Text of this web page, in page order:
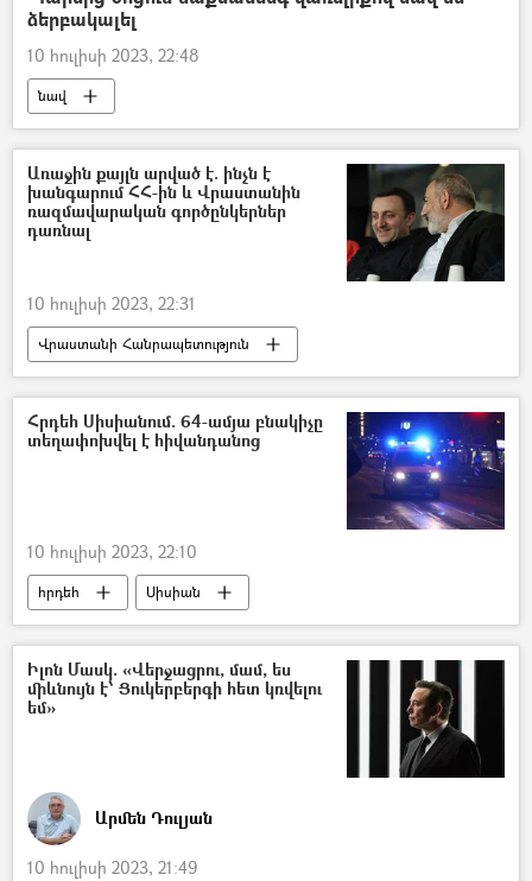
ձերբակալել
10 հուլիսի 2023, 22:48
նավ
Իսլամական հեղափոխության պահապանների կորպուսը (ԻՀՊԿ)
ԱՄՆ
Ձերբակալություն
Պարսից ծոց
Առաջին քայլն արված է. ինչն է
խանգարում ՀՀ-ին և Վրաստանին
ռազմավարական գործընկերներ
դառնալ
10 հուլիսի 2023, 22:31
Վրաստանի Հանրապետություն
Հայաստան
Տարածաշրջան
Նիկոլ Փաշինյան
Իրակլի Ղարիբաշվիլի
Հրդեհ Սիսիանում. 64-ամյա բնակիչը
տեղափոխվել է հիվանդանոց
10 հուլիսի 2023, 22:10
հրդեհ
Սիսիան
Ներքին գործերի նախարարություն (ՆԳՆ)
Տուժածներ
բնակարան
Իլոն Մասկ. «Վերջացրու, մամ, ես
միևնույն է՝ Ցուկերբերգի հետ կռվելու
եմ»
Արմեն Դուլյան
10 հուլիսի 2023, 21:49